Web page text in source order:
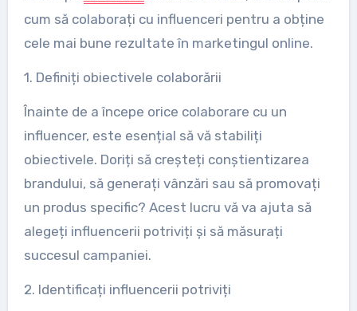
cum să colaborați cu influenceri pentru a obține
cele mai bune rezultate în marketingul online.
1. Definiți obiectivele colaborării
Înainte de a începe orice colaborare cu un
influencer, este esențial să vă stabiliți
obiectivele. Doriți să creșteți conștientizarea
brandului, să generați vânzări sau să promovați
un produs specific? Acest lucru vă va ajuta să
alegeți influencerii potriviți și să măsurați
succesul campaniei.
2. Identificați influencerii potriviți